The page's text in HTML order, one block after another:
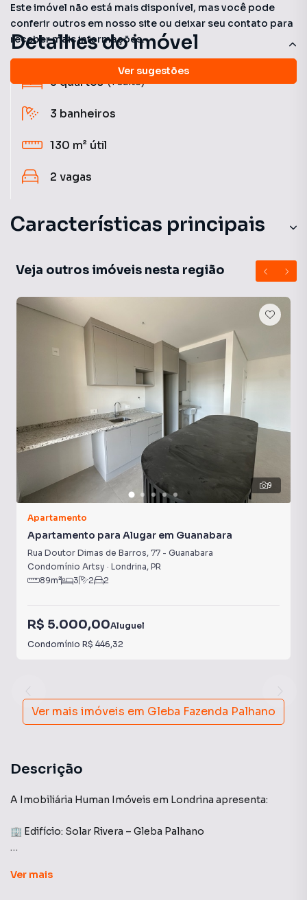
Este imóvel não está mais disponível, mas você pode
conferir outros em nosso site ou deixar seu contato para
receber mais informações.
Ver sugestões
Detalhes do imóvel
3quartos (1 suíte)
3 banheiros
130 m² útil
2 vagas
Características principais
Sala de Jantar
Sacada
Armário Suíte
Veja outros imóveis nesta região
9
Apartamento
Apartamento para Alugar em Guanabara
Rua Doutor Dimas de Barros, 77 - Guanabara
Condomínio Artsy · Londrina, PR
89m² 3 2 2
R$ 5.000,00Aluguel
Condomínio R$ 446,32
Ver mais imóveis em Gleba Fazenda Palhano
Descrição
A Imobiliária Human Imóveis em Londrina apresenta:
🏢 Edifício: Solar Rivera – Gleba Palhano
busca conforto, praticidade e excelente localização. O
Ver mais